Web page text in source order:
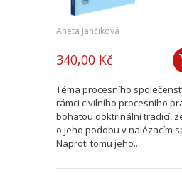
Aneta Jančíková
340,00 Kč
Téma procesního
rámci civilního procesního
bohatou doktrinální tradicí,
o jeho podobu v nalézacím
Naproti tomu jeho...